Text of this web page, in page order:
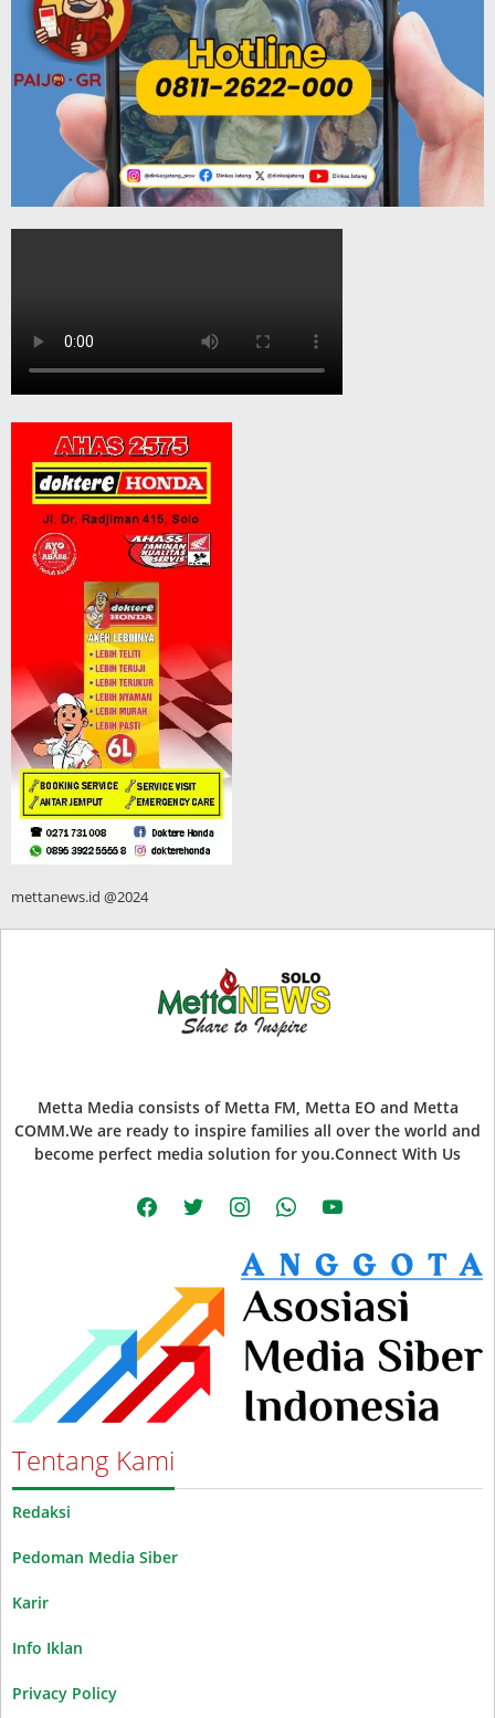
mettanews.id @2024
Metta Media consists of Metta FM, Metta EO and Metta
COMM.We are ready to inspire families all over the world and
become perfect media solution for you.Connect With Us
facebooktwitter instagramwhatsappyoutube
Tentang Kami
Redaksi
Pedoman Media Siber
Karir
Info Iklan
Privacy Policy